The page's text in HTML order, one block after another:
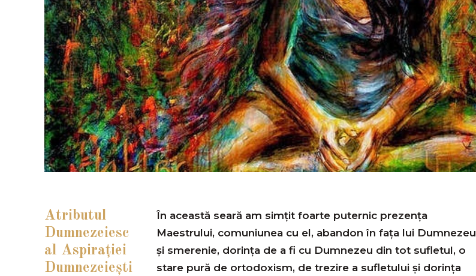
Atributul
Dumnezeiesc
al Aspiraţiei
Dumnezeieşti
În această seară am simţit foarte puternic prezența
Maestrului, comuniunea cu el, abandon în faţa lui Dumnezeu
şi smerenie, dorinţa de a fi cu Dumnezeu din tot sufletul, o
stare pură de ortodoxism, de trezire a sufletului şi dorinţa